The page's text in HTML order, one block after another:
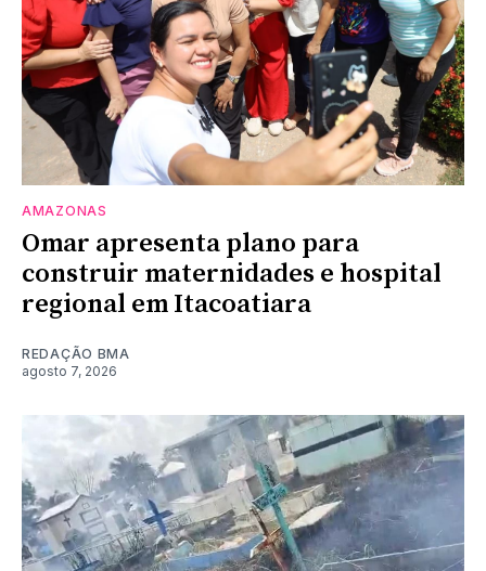
AMAZONAS
Omar apresenta plano para
construir maternidades e hospital
regional em Itacoatiara
REDAÇÃO BMA
agosto 7, 2026